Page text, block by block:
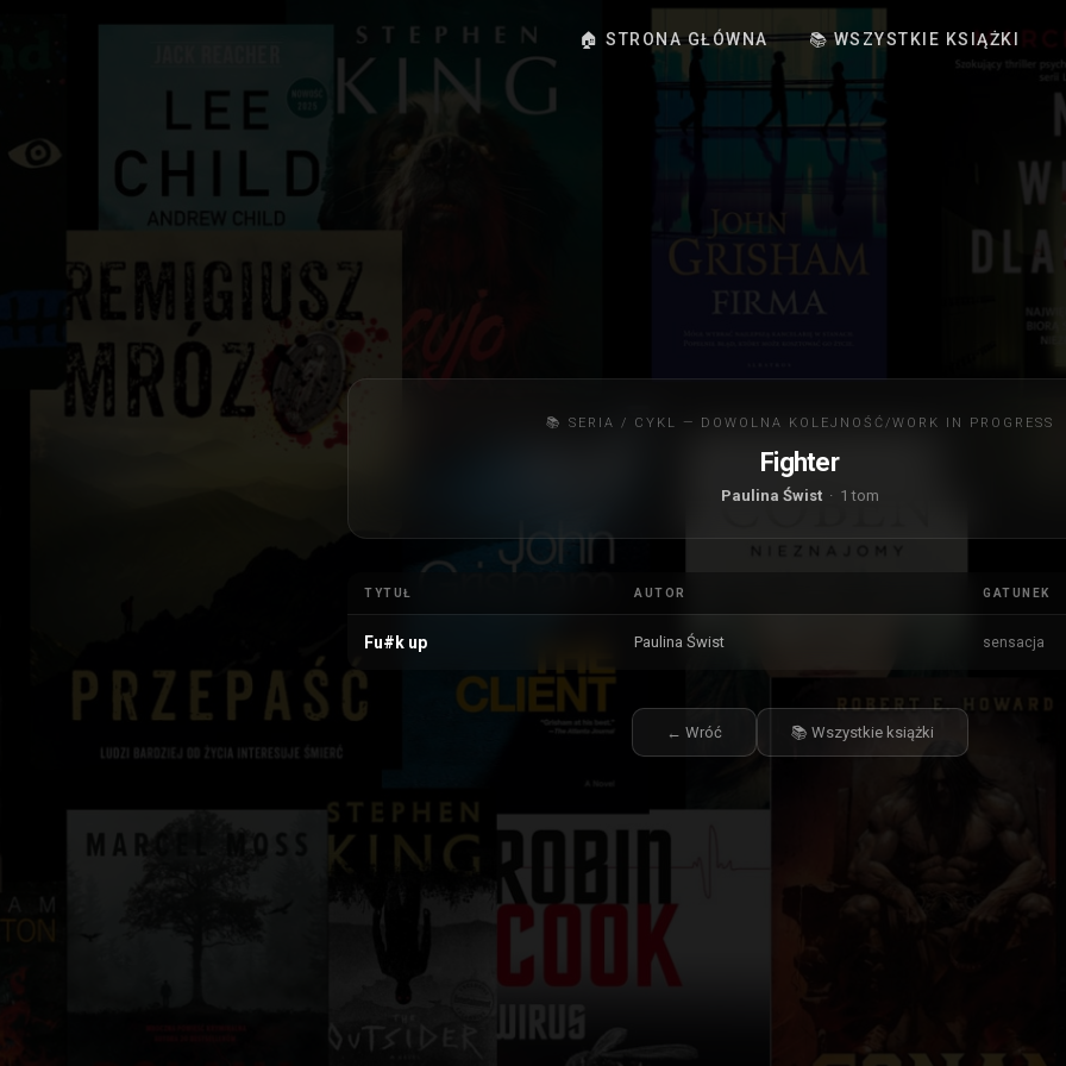
🏠 STRONA GŁÓWNA 📚 WSZYSTKIE KSIĄŻKI
📚 SERIA / CYKL — DOWOLNA KOLEJNOŚĆ/WORK IN PROGRESS
Fighter
Paulina Świst· 1 tom
TYTUŁ AUTOR GATUNEK
Fu#k up Paulina Świst sensacja
← Wróć 📚 Wszystkie książki